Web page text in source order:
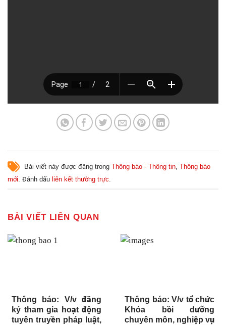
Bài viết này được đăng trong Thông báo - Thông tin Thông báo
mới . Đánh dấu liên kết thường trực
BÀI VIẾT LIÊN QUAN
Thông báo: V/v đăng
ký tham gia hoạt động
tuyên truyền pháp luật,
Thông báo: V/v tổ chức
Khóa bồi dưỡng
chuyên môn, nghiệp vụ